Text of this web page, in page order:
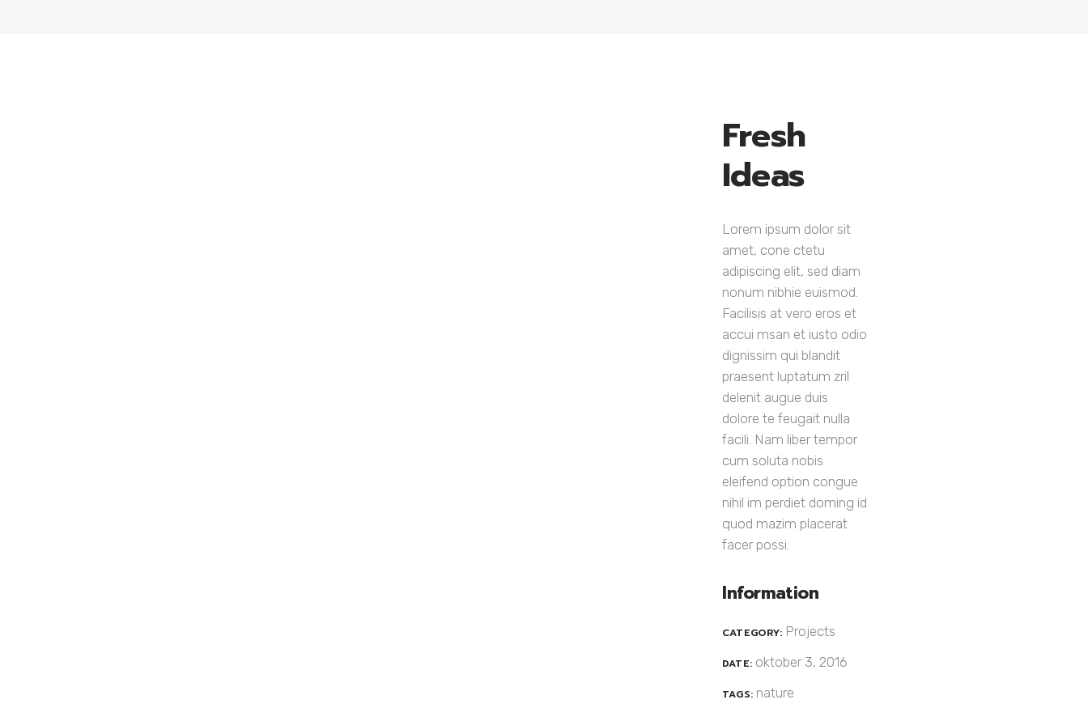
Fresh
Ideas
Lorem ipsum dolor sit
amet, cone ctetu
adipiscing elit, sed diam
nonum nibhie euismod.
Facilisis at vero eros et
accui msan et iusto odio
dignissim qui blandit
praesent luptatum zril
delenit augue duis
dolore te feugait nulla
facili. Nam liber tempor
cum soluta nobis
eleifend option congue
nihil im perdiet doming id
quod mazim placerat
facer possi.
Information
CATEGORY: Projects
DATE: oktober 3, 2016
TAGS: nature